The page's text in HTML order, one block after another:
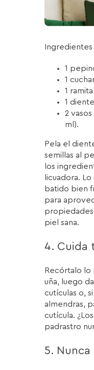
1
1
1
1
2
ml).
Pela el
semillas al
los
licuadora.
batido bien
para
piel sana.
4. Cuida
Recórtalo lo
uña, luego
cutículas o,
almendras,
cutícula.
padrastro
5. Nunca